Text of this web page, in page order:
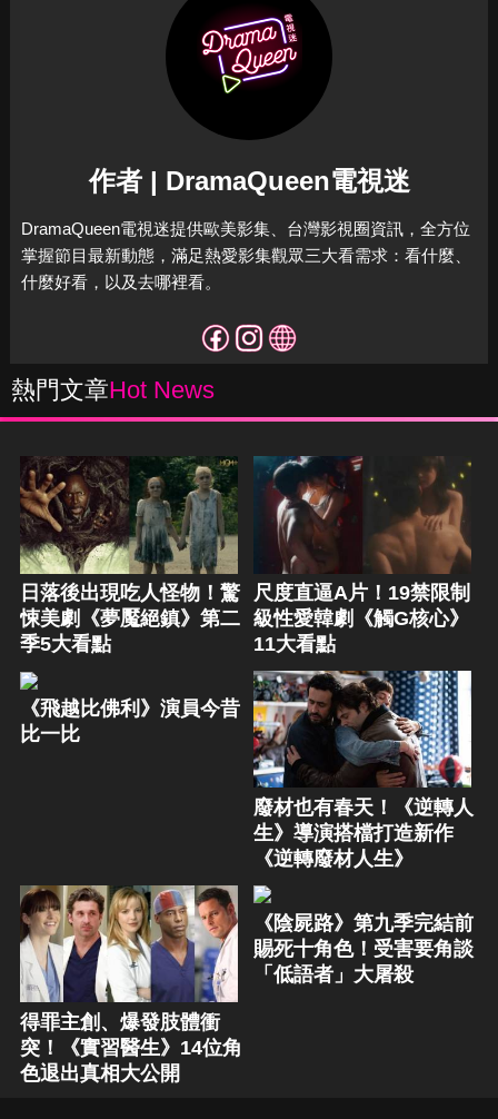
作者 | DramaQueen電視迷
DramaQueen電視迷提供歐美影集、台灣影視圈資訊，全方位
掌握節目最新動態，滿足熱愛影集觀眾三大看需求：看什麼、
什麼好看，以及去哪裡看。
熱門文章Hot News
日落後出現吃人怪物！驚
悚美劇《夢魘絕鎮》第二
季5大看點
尺度直逼A片！19禁限制
級性愛韓劇《觸G核心》
11大看點
《飛越比佛利》演員今昔
比一比
廢材也有春天！《逆轉人
生》導演搭檔打造新作
《逆轉廢材人生》
得罪主創、爆發肢體衝
突！《實習醫生》14位角
色退出真相大公開
《陰屍路》第九季完結前
賜死十角色！受害要角談
「低語者」大屠殺